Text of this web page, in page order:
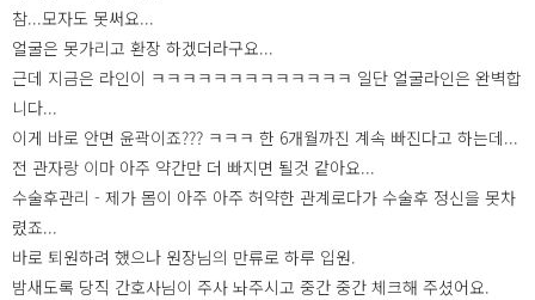
참...모자도 못써요...
얼굴은 못가리고 환장 하겠더라구요...
근데 지금은 라인이 ㅋㅋㅋㅋㅋㅋㅋㅋㅋㅋㅋㅋㅋ 일단 얼굴라인은 완벽합
니다...
이게 바로 안면 윤곽이죠??? ㅋㅋㅋ 한 6개월까진 계속 빠진다고 하는데...
전 관자랑 이마 아주 약간만 더 빠지면 될것 같아요...
수술후관리 - 제가 몸이 아주 아주 허약한 관계로다가 수술후 정신을 못차
렸죠...
바로 퇴원하려 했으나 원장님의 만류로 하루 입원.
밤새도록 당직 간호사님이 주사 놔주시고 중간 중간 체크해 주셨어요.